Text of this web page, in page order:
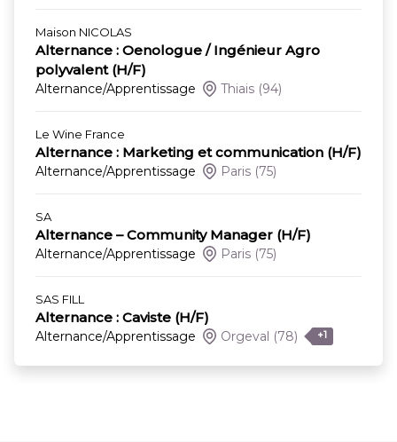
Maison NICOLAS
Alternance : Oenologue / Ingénieur Agro
polyvalent (H/F)
Alternance/Apprentissage Thiais (94)
Le Wine France
Alternance : Marketing et communication (H/F)
Alternance/Apprentissage Paris (75)
SA
Alternance – Community Manager (H/F)
Alternance/Apprentissage Paris (75)
SAS FILL
Alternance : Caviste (H/F)
Alternance/Apprentissage Orgeval (78) +1